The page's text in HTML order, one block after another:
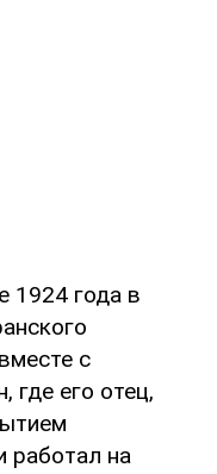
1924 года в
с
где его отец,
работал на